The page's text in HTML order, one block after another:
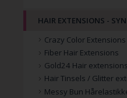
HAIR EXTENSIONS -
Crazy Color Extensions
Fiber Hair Extensions
Gold24 Hair extensions
Hair Tinsels / Glitter
Messy Bun